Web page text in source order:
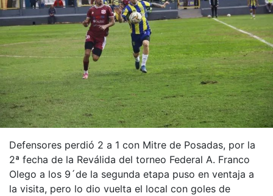
Defensores perdió 2 a 1 con Mitre de Posadas, por la
2ª fecha de la Reválida del torneo Federal A. Franco
Olego a los 9´de la segunda etapa puso en ventaja a
la visita, pero lo dio vuelta el local con goles de